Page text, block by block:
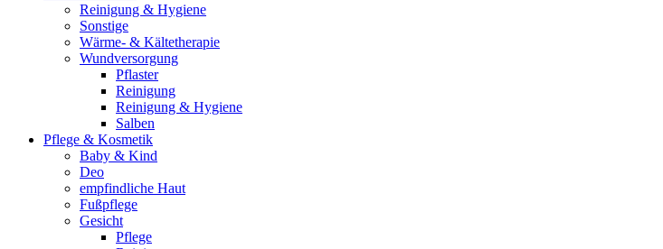
Reinigung & Hygiene
Sonstige
Wärme- & Kältetherapie
Wundversorgung
Pflaster
Reinigung
Reinigung & Hygiene
Salben
Pflege & Kosmetik
Baby & Kind
Deo
empfindliche Haut
Fußpflege
Gesicht
Pflege